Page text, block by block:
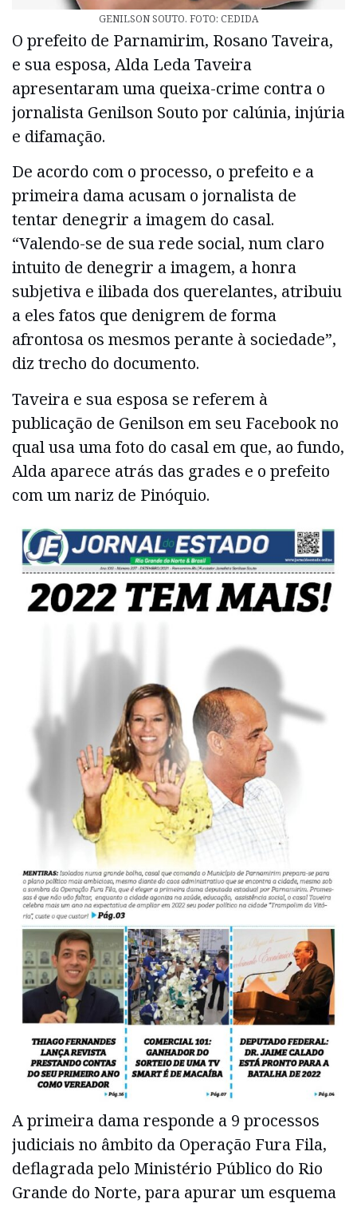
GENILSON SOUTO. FOTO: CEDIDA
O prefeito de Parnamirim, Rosano Taveira,
e sua esposa, Alda Leda Taveira
apresentaram uma queixa-crime contra o
jornalista Genilson Souto por calúnia, injúria
e difamação.
De acordo com o processo, o prefeito e a
primeira dama acusam o jornalista de
tentar denegrir a imagem do casal.
“Valendo-se de sua rede social, num claro
intuito de denegrir a imagem, a honra
subjetiva e ilibada dos querelantes, atribuiu
a eles fatos que denigrem de forma
afrontosa os mesmos perante à sociedade”,
diz trecho do documento.
Taveira e sua esposa se referem à
publicação de Genilson em seu Facebook no
qual usa uma foto do casal em que, ao fundo,
Alda aparece atrás das grades e o prefeito
com um nariz de Pinóquio.
A primeira dama responde a 9 processos
judiciais no âmbito da Operação Fura Fila,
deflagrada pelo Ministério Público do Rio
Grande do Norte, para apurar um esquema